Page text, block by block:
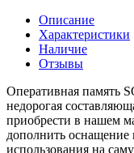
Описание
Характеристики
Наличие
Отзывы
Оперативная память
недорогая
приобрести в нашем
дополнить оснащение
использования на